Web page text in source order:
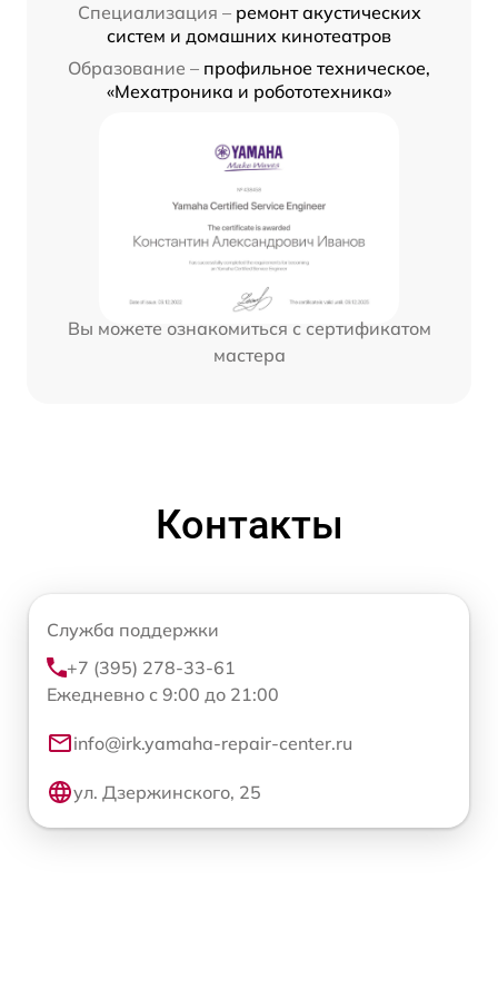
Специализация – ремонт акустических
систем и домашних кинотеатров
Образование – профильное техническое,
«Мехатроника и робототехника»
Вы можете ознакомиться с сертификатом
мастера
Контакты
Служба поддержки
+7 (395) 278-33-61
Ежедневно с 9:00 до 21:00
info@irk.yamaha-repair-center.ru
ул. Дзержинского, 25